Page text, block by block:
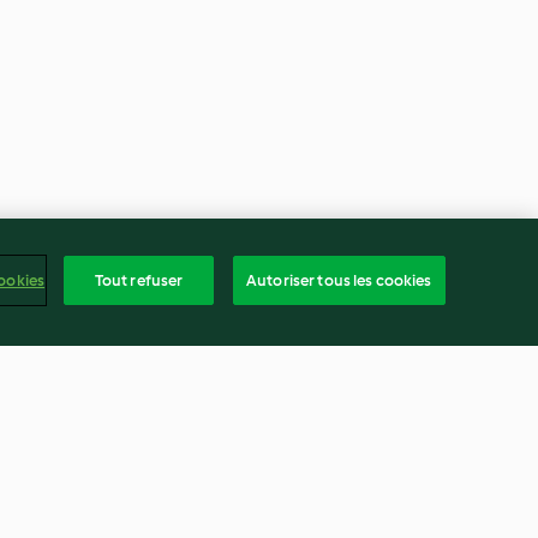
Tout refuser Autoriser tous les cookies